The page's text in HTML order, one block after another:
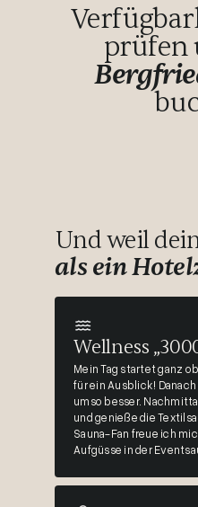
prüfen
Und weil
als ein
Wellness
Mein Tag startet ganz
für ein Ausblick!
umso besser.
und genieße die
Sauna-Fan freue ich
Aufgüsse in der